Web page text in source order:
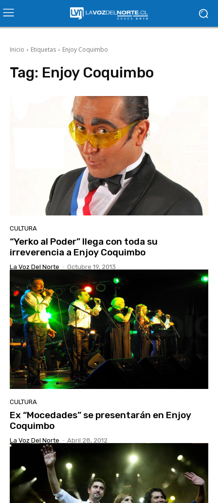
Inicio Etiquetas Enjoy Coquimbo
Tag: Enjoy Coquimbo
CULTURA
“Yerko al Poder” llega con toda su
irreverencia a Enjoy Coquimbo
La Voz Del Norte - Octubre 19, 2013
CULTURA
Ex “Mocedades” se presentarán en Enjoy
Coquimbo
La Voz Del Norte - Abril 28, 2012